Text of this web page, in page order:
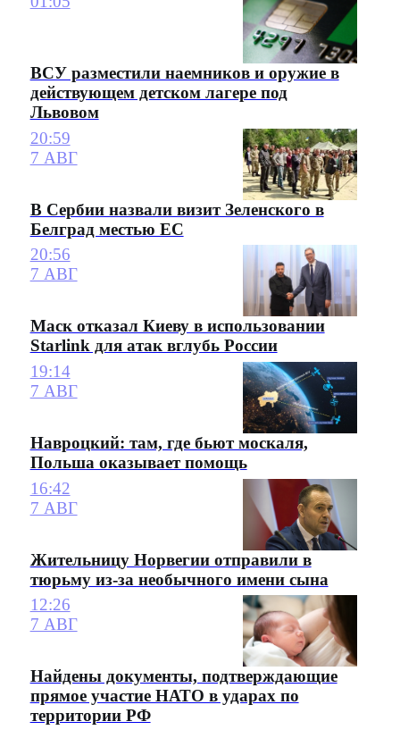
ВСУ разместили наемников и оружие в
действующем детском лагере под
Львовом
20:59
7 АВГ
В Сербии назвали визит Зеленского в
Белград местью ЕС
20:56
7 АВГ
Маск отказал Киеву в использовании
Starlink для атак вглубь России
19:14
7 АВГ
Навроцкий: там, где бьют москаля,
Польша оказывает помощь
16:42
7 АВГ
Жительницу Норвегии отправили в
тюрьму из-за необычного имени сына
12:26
7 АВГ
Найдены документы, подтверждающие
прямое участие НАТО в ударах по
территории РФ